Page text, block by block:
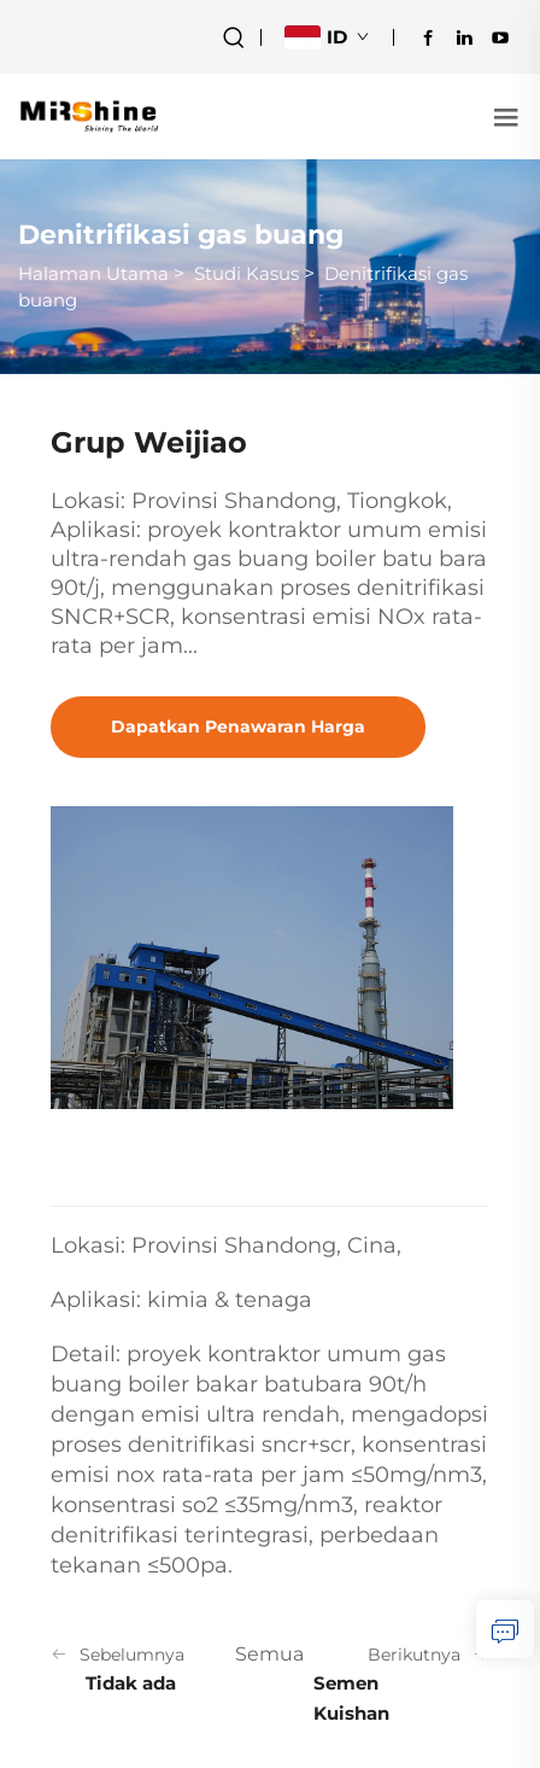
ID
Denitrifikasi gas buang
Halaman Utama>Studi Kasus> Denitrifikasi gas
buang
Grup Weijiao
Lokasi: Provinsi Shandong, Tiongkok,
Aplikasi: proyek kontraktor umum emisi
ultra-rendah gas buang boiler batu bara
90t/j, menggunakan proses denitrifikasi
SNCR+SCR, konsentrasi emisi NOx rata-
rata per jam...
Dapatkan Penawaran Harga
Lokasi: Provinsi Shandong, Cina,
Aplikasi: kimia & tenaga
Detail: proyek kontraktor umum gas
buang boiler bakar batubara 90t/h
dengan emisi ultra rendah, mengadopsi
proses denitrifikasi sncr+scr, konsentrasi
emisi nox rata-rata per jam ≤50mg/nm3,
konsentrasi so2 ≤35mg/nm3, reaktor
denitrifikasi terintegrasi, perbedaan
tekanan ≤500pa.
Sebelumnya
Tidak ada
Semua Berikutnya
Semen
Kuishan